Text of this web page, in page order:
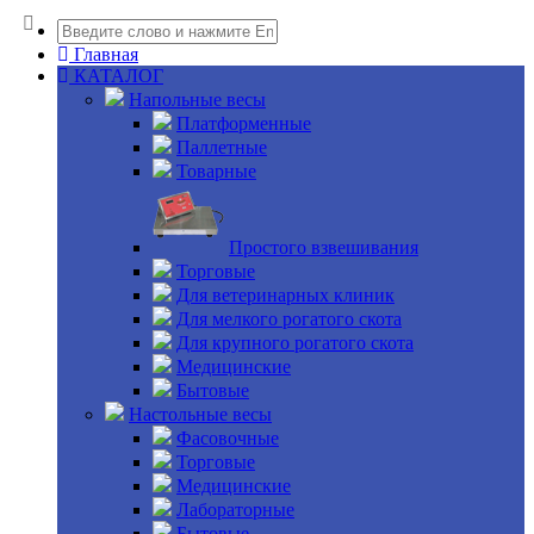
Главная
КАТАЛОГ
Напольные весы
Платформенные
Паллетные
Товарные
Простого взвешивания
Торговые
Для ветеринарных клиник
Для мелкого рогатого скота
Для крупного рогатого скота
Медицинские
Бытовые
Настольные весы
Фасовочные
Торговые
Медицинские
Лабораторные